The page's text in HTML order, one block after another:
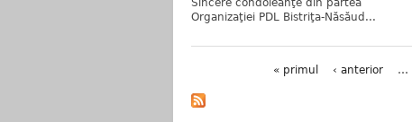
Organizaţiei PDL Bistriţa-Năsăud...
« primul ‹ anterior …